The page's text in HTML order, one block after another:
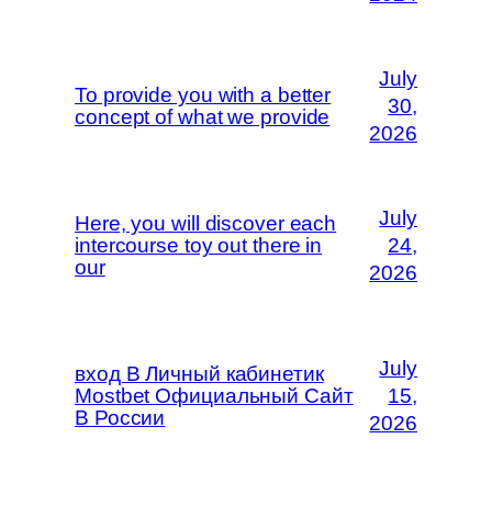
To provide you with a better
concept of what we provide
July
30,
2026
Here, you will discover each
intercourse toy out there in
our
July
24,
2026
вход В Личный кабинетик
Mostbet Официальный Сайт
В России
July
15,
2026